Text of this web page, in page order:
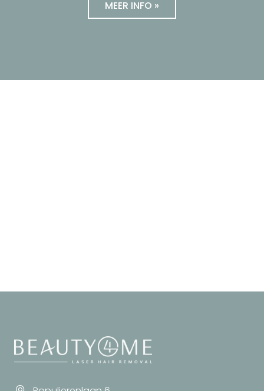
MEER INFO »